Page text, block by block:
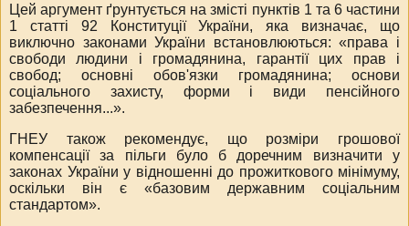
Цей аргумент ґрунтується на змісті пунктів 1 та 6 частини
1 статті 92 Конституції України, яка визначає, що
виключно законами України встановлюються: «права і
свободи людини і громадянина, гарантії цих прав і
свобод; основні обов'язки громадянина; основи
соціального захисту, форми і види пенсійного
забезпечення...».
ГНЕУ також рекомендує, що розміри грошової
компенсації за пільги було б доречним визначити у
законах України у відношенні до прожиткового мінімуму,
оскільки він є «базовим державним соціальним
стандартом».